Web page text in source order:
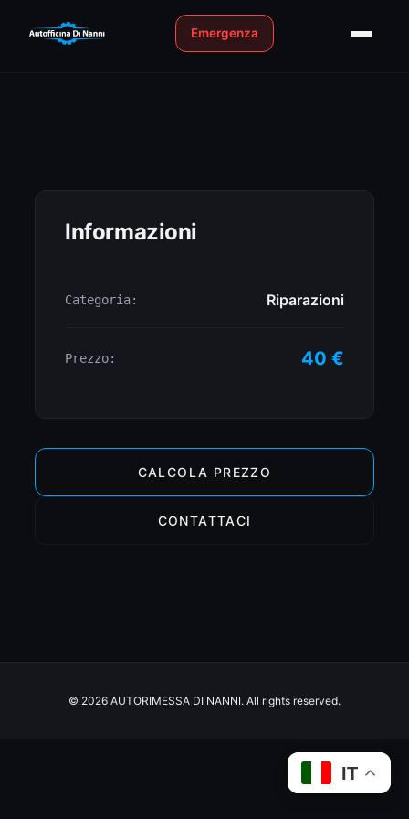
Emergenza
Informazioni
Categoria: Riparazioni
Prezzo: 40 €
CALCOLA PREZZO
CONTATTACI
© 2026 AUTORIMESSA DI NANNI. All rights reserved.
IT